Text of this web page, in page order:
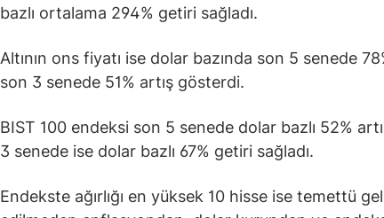
bazlı ortalama 294% getiri sağladı.
Altının ons fiyatı ise dolar bazında son 5 senede
son 3 senede 51% artış gösterdi.
BIST 100 endeksi son 5 senede dolar bazlı 52%
3 senede ise dolar bazlı 67% getiri sağladı.
Endekste ağırlığı en yüksek 10 hisse ise temettü